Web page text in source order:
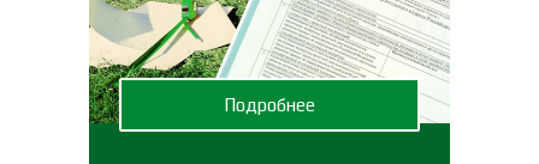
Подробнее